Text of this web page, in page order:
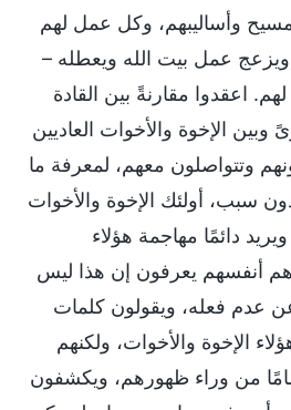
وأساليبهم، وكل عمل لهم
عمل بيت الله ويعطله –
اعقدوا مقارنةً بين القادة
الإخوة والأخوات العاديين
وتتواصلون معهم، لمعرفة ما
سبب، أولئك الإخوة والأخوات
دائمًا مهاجمة هؤلاء
أنفسهم يعرفون إن هذا ليس
عدم فعله، ويقولون كلمات
الإخوة والأخوات، ولكنهم
من وراء ظهورهم، ويكشفون